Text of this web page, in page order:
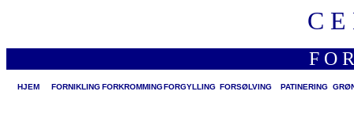
C E
F O
HJEM FORNIKLINGFORKROMMINGFORGYLLING FORSØLVING PATINERING